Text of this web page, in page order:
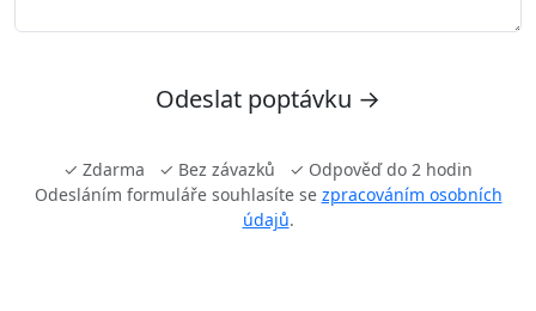
Odeslat poptávku →
✓ Zdarma ✓ Bez závazků ✓ Odpověď do 2 hodin
Odesláním formuláře souhlasíte se zpracováním osobních
údajů.